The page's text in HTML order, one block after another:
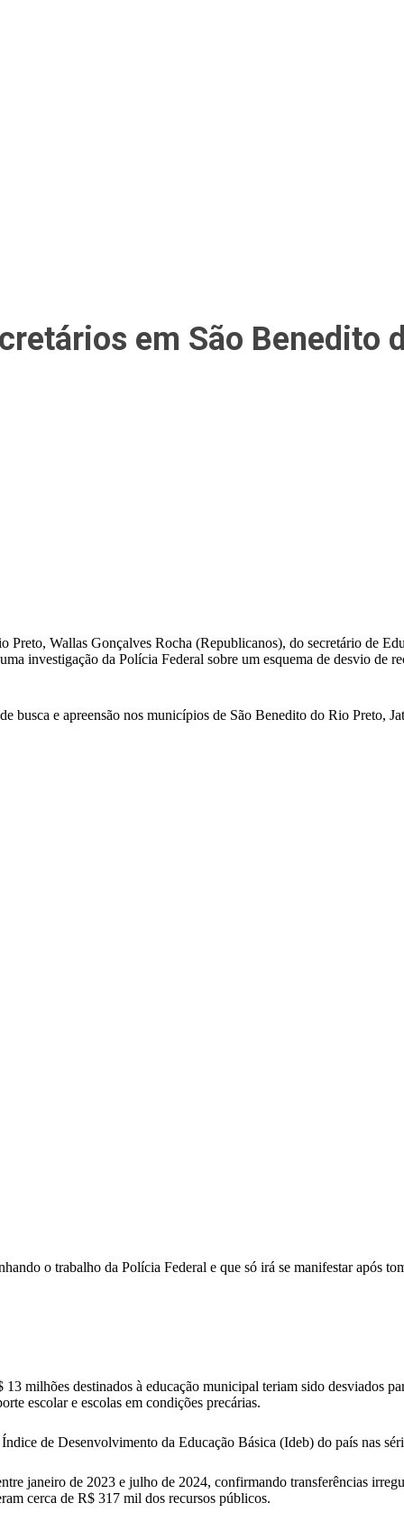
em São Benedito
Wallas Gonçalves Rocha (Republicanos), do secretário de
investigação da Polícia Federal sobre um esquema de desvio de
busca e apreensão nos municípios de São Benedito do Rio Preto,
o trabalho da Polícia Federal e que só irá se manifestar após
milhões destinados à educação municipal teriam sido desviados
escolar e escolas em condições precárias.
de Desenvolvimento da Educação Básica (Ideb) do país nas
janeiro de 2023 e julho de 2024, confirmando transferências
cerca de R$ 317 mil dos recursos públicos.